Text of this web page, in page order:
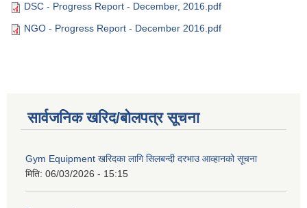
DSC - Progress Report - December, 2016.pdf
NGO - Progress Report - December 2016.pdf
सार्वजनिक खरिद/बोलपत्र सूचना
Gym Equipment खरिदका लागि सिलबन्दी दरभाउ आव्हानको सूचना
मिति: 06/03/2026 - 15:15